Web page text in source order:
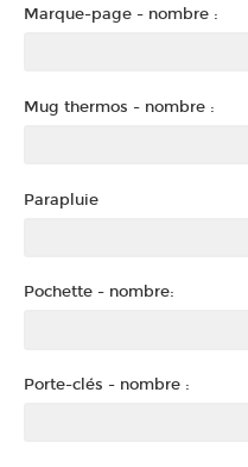
Marque-page - nombre :
Mug thermos - nombre :
Parapluie
Pochette - nombre:
Porte-clés - nombre :